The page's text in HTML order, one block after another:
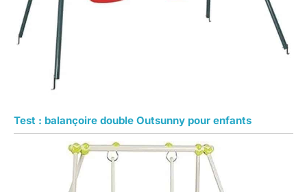
Test : balançoire double Outsunny pour enfants